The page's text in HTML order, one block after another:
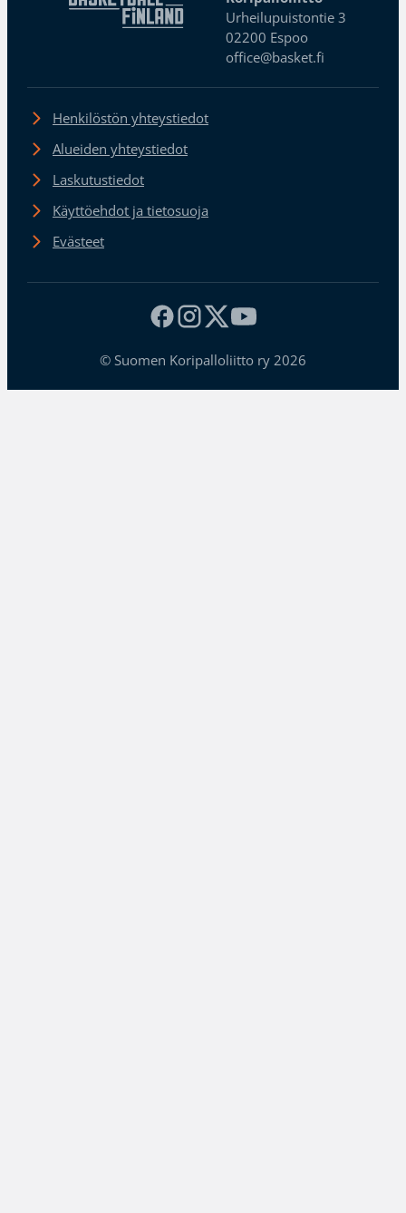
Urheilupuistontie 3
02200 Espoo
office@basket.fi
Henkilöstön yhteystiedot
Alueiden yhteystiedot
Laskutustiedot
Käyttöehdot ja tietosuoja
Evästeet
© Suomen Koripalloliitto ry 2026